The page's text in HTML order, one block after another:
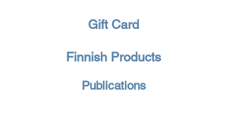
Gift Card
Finnish Products
Publications